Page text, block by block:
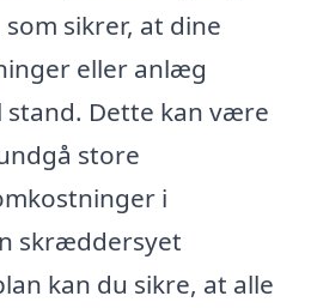
sikrer, at dine
eller anlæg
Dette kan være
store
i
skræddersyet
kan du sikre, at alle